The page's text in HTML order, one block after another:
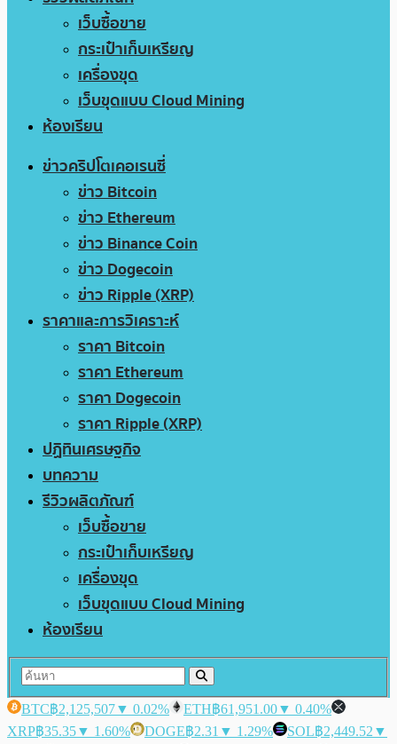
เว็บซื้อขาย
กระเป๋าเก็บเหรียญ
เครื่องขุด
เว็บขุดแบบ Cloud Mining
ห้องเรียน
ข่าวคริปโตเคอเรนซี่
ข่าว Bitcoin
ข่าว Ethereum
ข่าว Binance Coin
ข่าว Dogecoin
ข่าว Ripple (XRP)
ราคาและการวิเคราะห์
ราคา Bitcoin
ราคา Ethereum
ราคา Dogecoin
ราคา Ripple (XRP)
ปฏิทินเศรษฐกิจ
บทความ
รีวิวผลิตภัณฑ์
เว็บซื้อขาย
กระเป๋าเก็บเหรียญ
เครื่องขุด
เว็บขุดแบบ Cloud Mining
ห้องเรียน
BTC฿2,125,507▼ 0.02% ETH฿61,951.00▼ 0.40%
XRP฿35.35▼ 1.60% DOGE฿2.31 ▼ 1.29% SOL฿2,449.52 ▼